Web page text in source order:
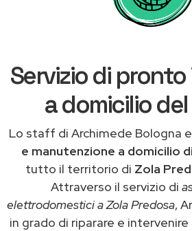
Servizio di
a domicilio
Lo staff di Archimede Bologna
e manutenzione a domicilio
tutto il territorio di Zola
Attraverso il servizio di
elettrodomestici a Zola Predosa,
in grado di riparare e